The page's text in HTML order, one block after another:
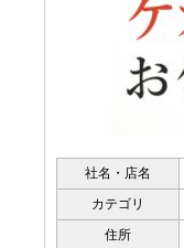
社名・店名
カテゴリ
住所